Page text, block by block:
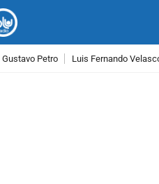
Gustavo Petro Luis Fernando